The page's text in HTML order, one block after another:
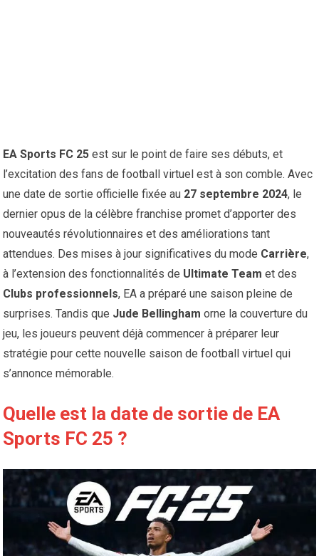
EA Sports FC 25 est sur le point de faire ses débuts, et
l’excitation des fans de football virtuel est à son comble. Avec
une date de sortie officielle fixée au 27 septembre 2024, le
dernier opus de la célèbre franchise promet d’apporter des
nouveautés révolutionnaires et des améliorations tant
attendues. Des mises à jour significatives du mode Carrière,
à l’extension des fonctionnalités de Ultimate Team et des
Clubs professionnels, EA a préparé une saison pleine de
surprises. Tandis que Jude Bellingham orne la couverture du
jeu, les joueurs peuvent déjà commencer à préparer leur
stratégie pour cette nouvelle saison de football virtuel qui
s’annonce mémorable.
Quelle est la date de sortie de EA
Sports FC 25 ?